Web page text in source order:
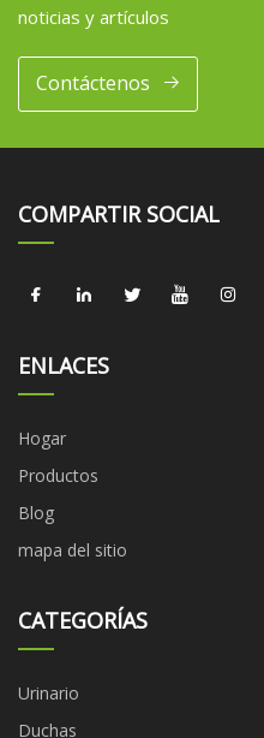
noticias y artículos
Contáctenos
COMPARTIR SOCIAL
ENLACES
Hogar
Productos
Blog
mapa del sitio
CATEGORÍAS
Urinario
Duchas